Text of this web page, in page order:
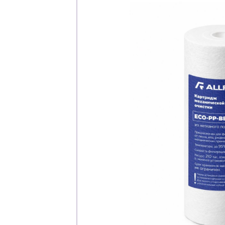
Клиентам
Застройщикам
Снабженцам и
Монтажным
Предприятиям и
О